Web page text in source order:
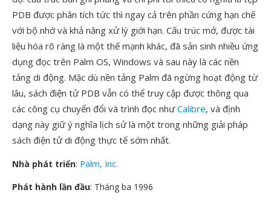
PDB được phân tích tức thì ngay cả trên phần cứng hạn chế
với bộ nhớ và khả năng xử lý giới hạn. Cấu trúc mở, được tài
liệu hóa rõ ràng là một thế mạnh khác, đã sản sinh nhiều ứng
dụng đọc trên Palm OS, Windows và sau này là các nền
tảng di động. Mặc dù nền tảng Palm đã ngừng hoạt động từ
lâu, sách điện tử PDB vẫn có thể truy cập được thông qua
các công cụ chuyển đổi và trình đọc nhưCalibre, và định
dạng này giữ ý nghĩa lịch sử là một trong những giải pháp
sách điện tử di động thực tế sớm nhất.
Nhà phát triển: Palm, Inc.
Phát hành lần đầu: Tháng ba 1996